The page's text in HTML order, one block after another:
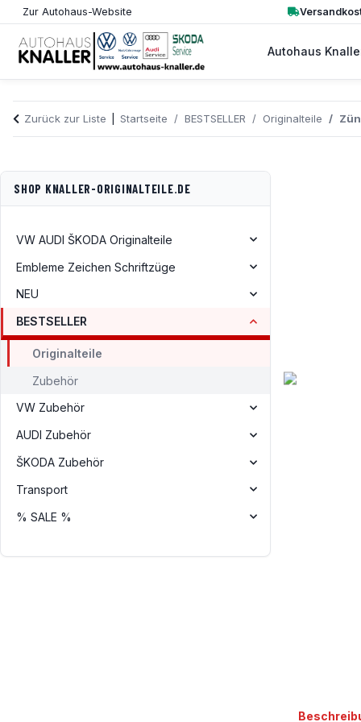
Zur Autohaus-Website
Autohaus
Zurück zur Liste Startseite BESTSELLER Originalteile
SHOP KNALLER-ORIGINALTEILE.DE
VW AUDI ŠKODA Originalteile
Embleme Zeichen Schriftzüge
NEU
BESTSELLER
Originalteile
Zubehör
VW Zubehör
AUDI Zubehör
ŠKODA Zubehör
Transport
% SALE %